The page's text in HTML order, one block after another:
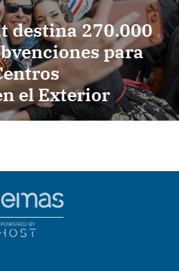
destina 270.000
para
el Exterior